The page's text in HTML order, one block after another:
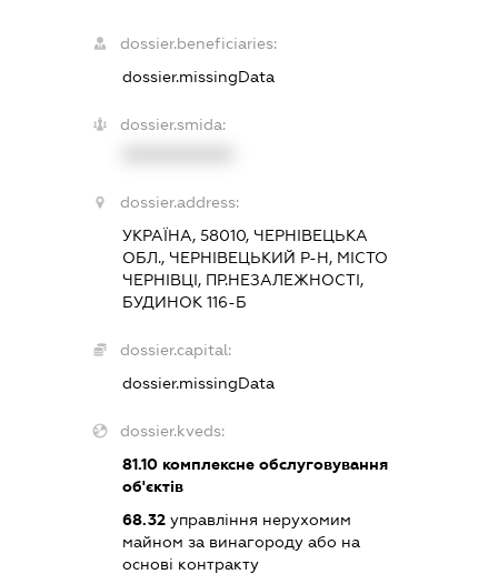
dossier.beneficiaries:
dossier.missingData
dossier.smida:
dossier.address:
УКРАЇНА, 58010, ЧЕРНІВЕЦЬКА
ОБЛ., ЧЕРНІВЕЦЬКИЙ Р-Н, МІСТО
ЧЕРНІВЦІ, ПР.НЕЗАЛЕЖНОСТІ,
БУДИНОК 116-Б
dossier.capital:
dossier.missingData
dossier.kveds:
81.10комплексне обслуговування
об'єктів
68.32управління нерухомим
майном за винагороду або на
основі контракту